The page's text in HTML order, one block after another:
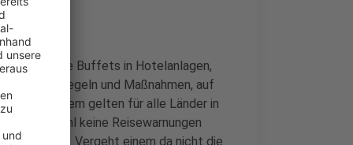
keine Buffets in Hotelanlagen,
ein paar Regeln und Maßnahmen, auf
Außerdem gelten für alle Länder in
Maas wohl keine Reisewarnungen
lauern. Vergeht einem da nicht die